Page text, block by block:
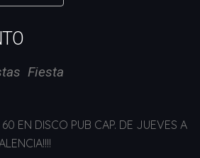
Fiesta
60 EN DISCO PUB CAP. DE JUEVES A